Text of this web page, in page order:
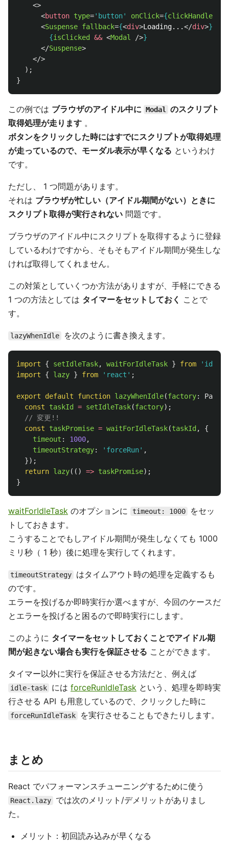
<>
<button type='button' onClick={clickHandler
<Suspense fallback={<div>Loading...</div>}
{isClicked && <Modal />}
</Suspense>
</>
);
}
この例では ブラウザのアイドル中に Modal
のスクリプト
取得処理が走ります 。
ボタンをクリックした時にはすでにスクリプトが取得処理
が走っているので、モーダル表示が早くなる というわけ
です。
ただし、 1 つ問題があります。
それは ブラウザが忙しい（アイドル期間がない）ときに
スクリプト取得が実行されない 問題です。
ブラウザのアイドル中にスクリプトを取得するように登録
しているわけですから、そもそもアイドル期間が発生しな
ければ取得してくれません。
この対策としていくつか方法がありますが、手軽にできる
1 つの方法としては タイマーをセットしておく ことで
す。
lazyWhenIdle を次のように書き換えます。
import { setIdleTask, waitForIdleTask } from ' idle-
import
{ lazy } from ' react ' ;
export default function lazyWhenIdle(factory:
const
taskId = setIdleTask(factory);
// 変更!!
const
taskPromise = waitForIdleTask(taskId ,
{
timeout : 1000,
timeoutStrategy: ' forceRun' ,
});
return lazy(() => taskPromise);
}
waitForIdleTask のオプションに timeout: 1000
をセッ
トしておきます。
こうすることでもしアイドル期間が発生しなくても 1000
ミリ秒（ 1 秒）後に処理を実行してくれます。
timeoutStrategy
はタイムアウト時の処理を定義するも
のです。
エラーを投げるか即時実行か選べますが、今回のケースだ
とエラーを投げると困るので即時実行にします。
このように タイマーをセットしておくことでアイドル期
間が起きない場合も実行を保証させる ことができます。
タイマー以外に実行を保証させる方法だと、例えば
idle-task には forceRunIdleTask という、処理を即時実
行させる API も用意しているので、クリックした時に
forceRunIdleTask を実行させることもできたりします。
まとめ
React でパフォーマンスチューニングするために使う
React.lazy
では次のメリット/デメリットがありまし
た。
メリット：初回読み込みが早くなる